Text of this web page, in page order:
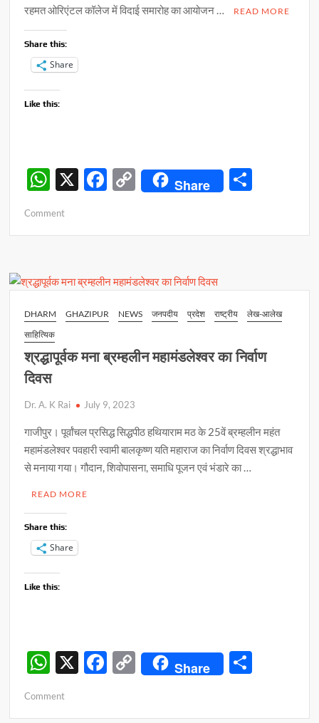
रहमत ओरिएंटल कॉलेज में विदाई समारोह का आयोजन …
READ MORE
Share this:
Share
Like this:
W
h
at
A
p
p
X
F
o
k
C
o
Li
n
k
Share
Commenton
अल्पसंख्यक
कल्याण
को
गयी
DHARM GHAZIPUR NEWS जनपदीय प्रदेश राष्ट्रीय
लेख-आलेख
साहित्यिक
श्रद्धापूर्वक मना ब्रम्हलीन महामंडलेश्वर का निर्वाण
दिवस
Dr. A. K Rai July 9, 2023
गाजीपुर। पूर्वांचल प्रसिद्ध सिद्धपीठ हथियाराम मठ के 25वें ब्रम्हलीन महंत
महामंडलेश्वर पवहारी स्वामी बालकृष्ण यति महाराज का निर्वाण दिवस श्रद्धाभाव
से मनाया गया। गौदान, शिवोपासना, समाधि पूजन एवं भंडारे का …
READ MORE
Share this:
Share
Like this:
W
h
at
X
F
C
o
Share
Commenton